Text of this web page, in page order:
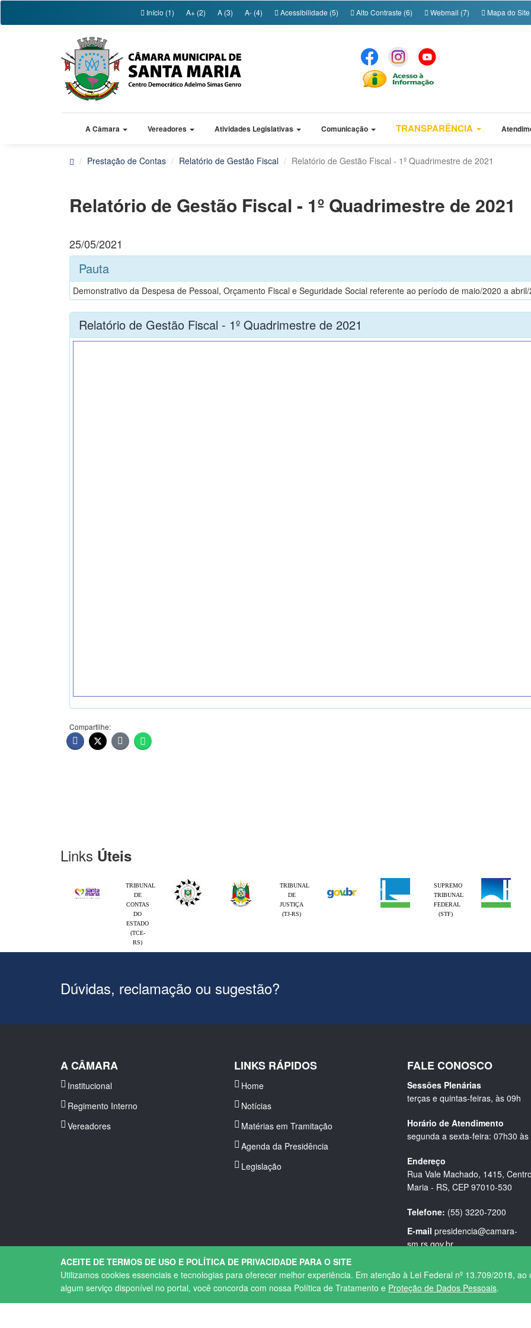
ACEITE DE TERMOS DE USO E POLÍTICA DE PRIVACIDADE PARA O SITE
Utilizamos cookies essenciais e tecnologias para oferecer melhor experiência. Em atenção à Lei Federal nº 13.709/2018,
algum serviço disponível no portal, você concorda com nossa Política de Tratamento e Proteção de Dados Pessoais.
Início (1) A+ (2) A (3) A- (4) Acessibilidade (5) Alto Contraste (6) Webmail (7) Mapa do Site
A Câmara Vereadores Atividades Legislativas Comunicação TRANSPARÊNCIA
Prestação de Contas Relatório de Gestão Fiscal Relatório de Gestão Fiscal - 1º Quadrimestre de 2021
Relatório de Gestão Fiscal - 1º Quadrimestre de 2021
25/05/2021
Pauta
Demonstrativo da Despesa de Pessoal, Orçamento Fiscal e Seguridade Social referente ao período de maio/2020 a
Relatório de Gestão Fiscal - 1º Quadrimestre de 2021
Compartilhe:
Links Úteis
TRIBUNAL
DE
CONTAS
DO
ESTADO
(TCE-
RS)
TRIBUNAL
DE
JUSTIÇA
(TJ-RS)
SUPREMO
TRIBUNAL
FEDERAL
(STF)
Dúvidas, reclamação ou sugestão?
A CÂMARA
Institucional
Regimento Interno
Vereadores
LINKS RÁPIDOS
Home
Notícias
Matérias em Tramitação
Agenda da Presidência
Legislação
FALE CONOSCO
Sessões Plenárias
terças e quintas-feiras, às 09h
Horário de Atendimento
segunda a sexta-feira: 07h30 às
Endereço
Rua Vale Machado, 1415,
Maria - RS, CEP 97010-530
Telefone: (55) 3220-7200
E-mail presidencia@camara-
sm.rs.gov.br